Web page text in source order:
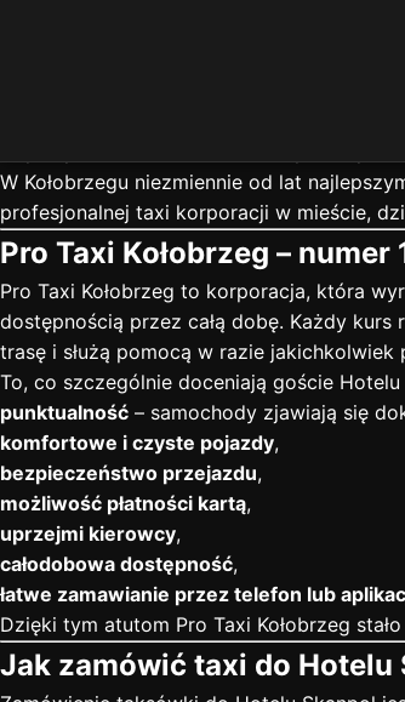
Taxi do Hotelu Skanpol w
Kołobrzeg to jedno z najchętniej
usługowych. Nic więc dziwnego, że
Aby zapewnić sobie komfortowy i
W Kołobrzegu niezmiennie od lat
profesjonalnej taxi korporacji w mieście,
Pro Taxi Kołobrzeg –
Pro Taxi Kołobrzeg to korporacja, która
dostępnością przez całą dobę. Każdy
trasę i służą pomocą w razie
To, co szczególnie doceniają goście
punktualność – samochody zjawiają się
komfortowe i czyste pojazdy,
bezpieczeństwo przejazdu,
możliwość płatności kartą,
uprzejmi kierowcy,
całodobowa dostępność,
łatwe zamawianie przez telefon lub
Dzięki tym atutom Pro Taxi Kołobrzeg
Jak zamówić taxi do Hotelu